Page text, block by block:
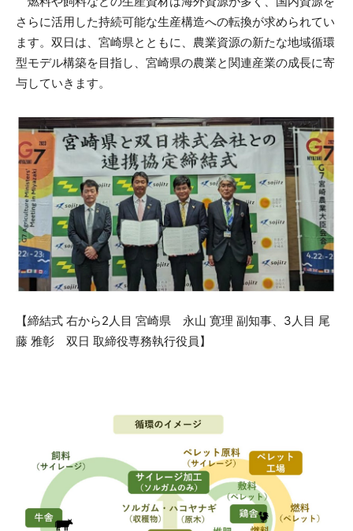
さらに活用した持続可能な生産構造への転換が求められてい
ます。双日は、宮崎県とともに、農業資源の新たな地域循環
型モデル構築を目指し、宮崎県の農業と関連産業の成長に寄
与していきます。
【締結式 右から2人目 宮崎県 永山 寛理 副知事、3人目 尾
藤 雅彰 双日 取締役専務執行役員】